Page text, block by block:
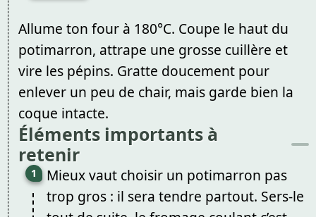
Allume ton four à 180°C. Coupe le haut du
potimarron, attrape une grosse cuillère et
vire les pépins. Gratte doucement pour
enlever un peu de chair, mais garde bien la
coque intacte.
Éléments importants à
retenir
Mieux vaut choisir un potimarron pas
trop gros : il sera tendre partout. Sers-le